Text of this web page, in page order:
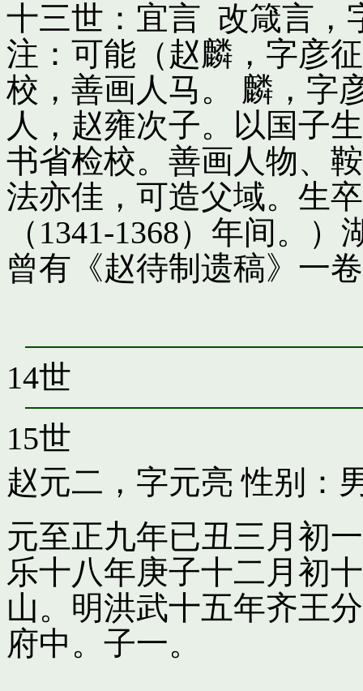
十三世：宜言 改箴言，
注：可能（赵麟，字彦
校，善画人马。 麟，字
人，赵雍次子。以国子
书省检校。善画人物、
法亦佳，可造父域。生
（1341-1368）年间。
曾有《赵待制遗稿》一
14世
15世
赵元二，字元亮 性别：
元至正九年已丑三月初
乐十八年庚子十二月初
山。明洪武十五年齐王
府中。子一。